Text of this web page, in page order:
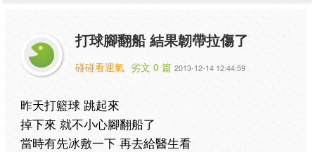
關於健談
聯絡我們
下載專區
打球腳翻船 結果韌帶拉傷了
碰碰看運氣 劣文 0 篇 2013-12-14 12:44:59
昨天打籃球 跳起來
掉下來 就不小心腳翻船了
當時有先冰敷一下 再去給醫生看